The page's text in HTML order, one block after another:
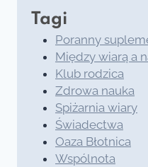
Tagi
Poranny
Między wiarą a
Klub rodzica
Zdrowa nauka
Spiżarnia wiary
Świadectwa
Oaza Błotnica
Wspólnota